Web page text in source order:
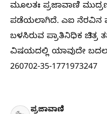
ಮೂಲತಃ ಪ್ರಜಾವಾಣಿ
ಪಡೆಯಲಾಗಿದೆ. ಎಐ ನೆರವಿನ
ಬಳಸಿರುವ ಪ್ರಾತಿನಿಧಿಕ ಚಿತ್ರ
ವಿಷಯದಲ್ಲಿ ಯಾವುದೇ
260702-35-1771973247
ಪ್ರಜಾವಾಣಿ